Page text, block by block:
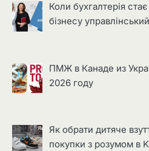
Коли бухгалтерія
бізнесу
ПМЖ в Канаде из
2026 году
Як обрати дитяче
покупки з розумом в